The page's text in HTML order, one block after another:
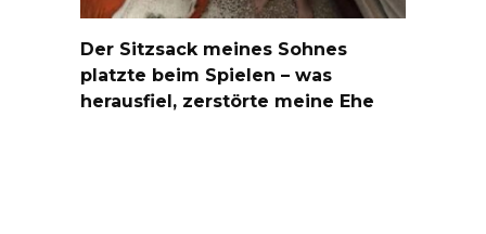
Der Sitzsack meines Sohnes
platzte beim Spielen – was
herausfiel, zerstörte meine Ehe